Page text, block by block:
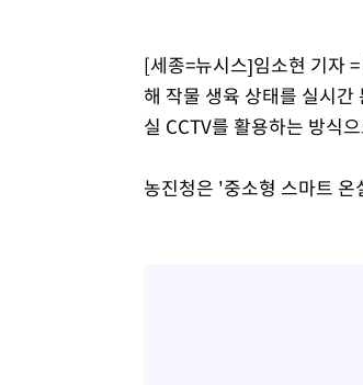
[세종=뉴시스]임소현 기자
해 작물 생육 상태를 실시
실 CCTV를 활용하는 방식
농진청은 '중소형 스마트